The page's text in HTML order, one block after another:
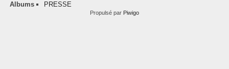
Albums
PRESSE
Propulsé par Piwigo